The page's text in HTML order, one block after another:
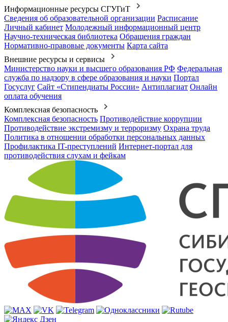
Информационные ресурсы СГУГиТ
Сведения об образовательной организации Расписание
Личный кабинет Молодежный информационный центр
Научно-техническая библиотека Обращения граждан
Нормативно-правовые документы Карта сайта
Внешние ресурсы и сервисы
Министерство науки и высшего образования РФ Федеральная
служба по надзору в сфере образования и науки Портал
Госуслуг Сайт «Стипендиаты России» Антиплагиат Онлайн
оплата обучения
Комплексная безопасность
Комплексная безопасность Противодействие коррупции
Противодействие экстремизму и терроризму Охрана труда
Политика в отношении обработки персональных данных
Профилактика IT-преступлений Интернет-портал для
противодействия слухам и фейкам